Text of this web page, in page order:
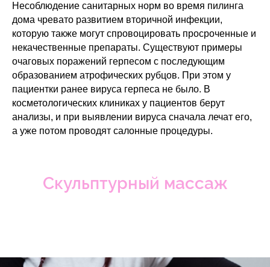
Несоблюдение санитарных норм во время пилинга
дома чревато развитием вторичной инфекции,
которую также могут спровоцировать просроченные и
некачественные препараты. Существуют примеры
очаговых поражений герпесом с последующим
образованием атрофических рубцов. При этом у
пациентки ранее вируса герпеса не было. В
косметологических клиниках у пациентов берут
анализы, и при выявлении вируса сначала лечат его,
а уже потом проводят салонные процедуры.
Скульптурный массаж